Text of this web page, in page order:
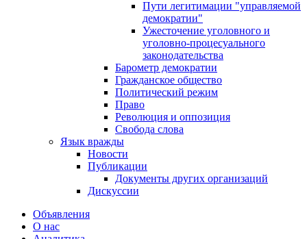
Пути легитимации "управляемой
демократии"
Ужесточение уголовного и
уголовно-процесуального
законодательства
Барометр демократии
Гражданское общество
Политический режим
Право
Революция и оппозиция
Свобода слова
Язык вражды
Новости
Публикации
Документы других организаций
Дискуссии
Объявления
О нас